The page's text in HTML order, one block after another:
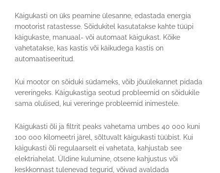
Käigukasti on üks peamine ülesanne, edastada energia
mootorist ratastesse. Sõidukitel kasutatakse kahte tüüpi
käigukaste, manuaal- või automaat käigukast. Kõike
vahetatakse, kas kastis või käikudega kastis on
automaatiseeritud.
Kui mootor on sõiduki südameks, võib jõuülekannet pidada
vereringeks. Käigukastiga seotud probleemid on sõidukile
sama olulised, kui vereringe probleemid inimestele.
Käigukasti õli ja filtrit peaks vahetama umbes 40 000 kuni
100 000 kilomeetri järel, sõltuvalt käigukasti tüübist. Kui
käigukasti õli regulaarselt ei vahetata, kahjustab see
elektriahelat. Üldine kulumine, otsene kahjustus või
keskkonnast tulenevad tegurid, võivad avaldada